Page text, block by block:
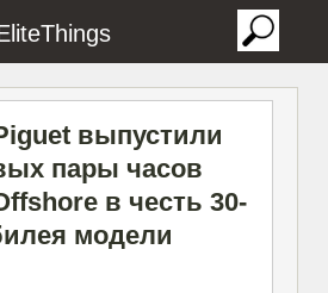
выпустили
пары часов
в честь 30-
модели